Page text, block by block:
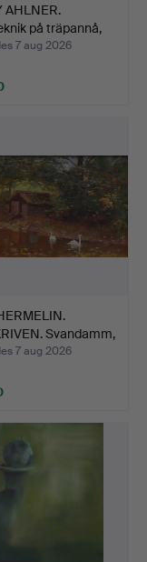
AHLNER.
på träpannå,
7 aug 2026
Svandamm,
7 aug 2026